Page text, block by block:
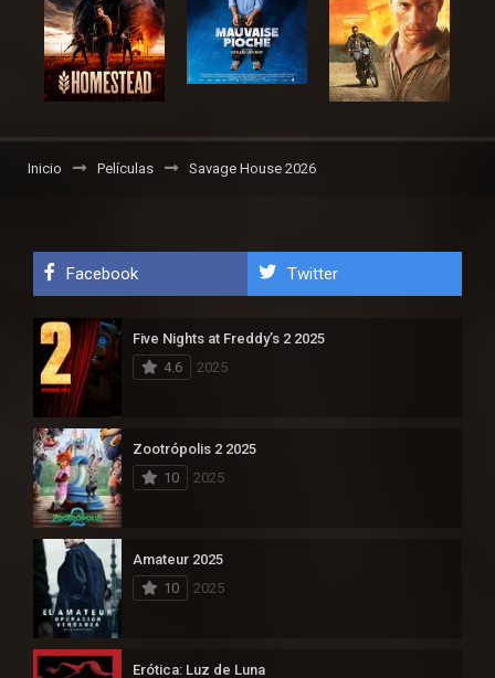
Inicio Películas Savage House 2026
Facebook Twitter
Five Nights at Freddy’s 2 2025
4.6
2025
Zootrópolis 2 2025
10
2025
Amateur 2025
10
2025
Erótica: Luz de Luna